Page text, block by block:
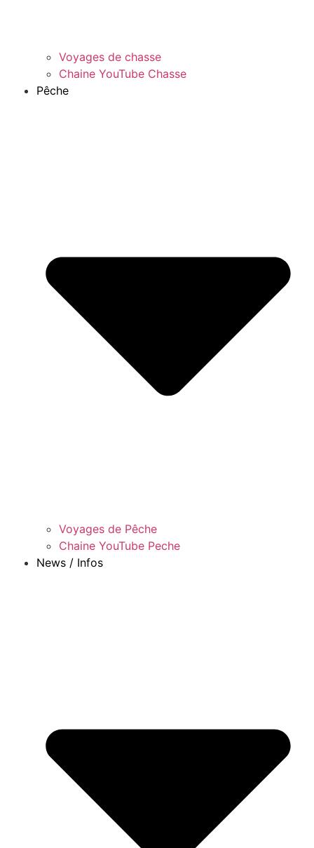
Voyages de chasse
Chaine YouTube Chasse
Pêche
Voyages de Pêche
Chaine YouTube Peche
News / Infos